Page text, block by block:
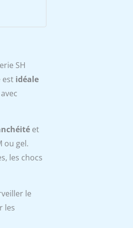
SH
est idéale
et
ou gel.
les chocs
le
les